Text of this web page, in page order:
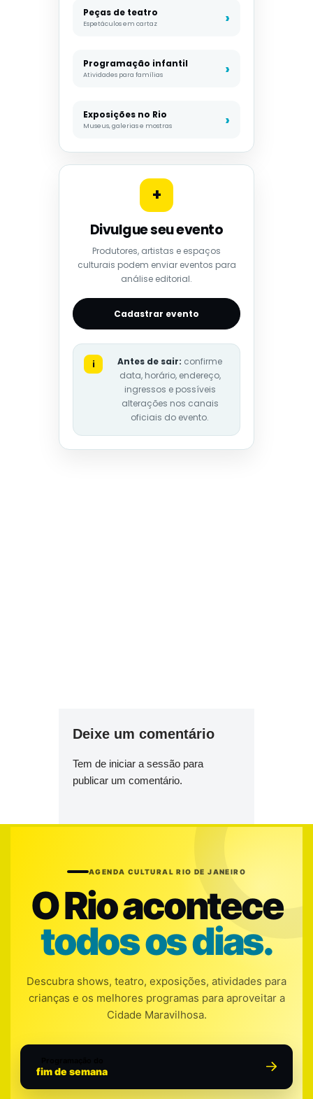
Peças de teatro
Espetáculos em cartaz
Programação infantil
Atividades para famílias
Exposições no Rio
Museus, galerias e mostras
+
Divulgue seu evento
Produtores, artistas e espaços
culturais podem enviar eventos para
análise editorial.
Cadastrar evento
i Antes de sair: confirme
data, horário, endereço,
ingressos e possíveis
alterações nos canais
oficiais do evento.
Deixe um comentário
Tem de iniciar a sessão para
publicar um comentário.
AGENDA CULTURAL RIO DE JANEIRO
O Rio acontece
todos os dias.
Descubra shows, teatro, exposições, atividades para
crianças e os melhores programas para aproveitar a
Cidade Maravilhosa.
fim de semana